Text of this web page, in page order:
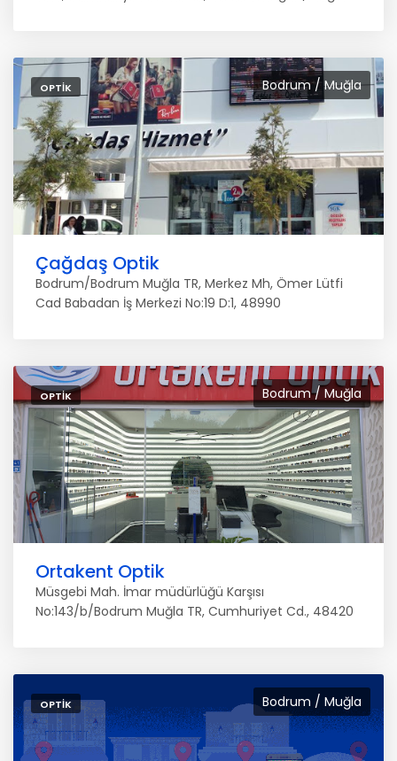
Bodrum / Muğla
OPTIK
Çağdaş Optik
Bodrum/Bodrum Muğla TR, Merkez Mh, Ömer Lütfi
Cad Babadan İş Merkezi No:19 D:1, 48990
Bodrum / Muğla
OPTIK
Ortakent Optik
Müsgebi Mah. İmar müdürlüğü Karşısı
No:143/b/Bodrum Muğla TR, Cumhuriyet Cd., 48420
Bodrum / Muğla
OPTIK